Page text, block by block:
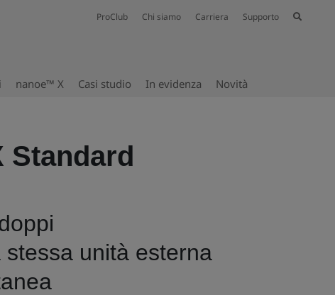
ProClub Chi siamo Carriera Supporto
nanoe™ X Casi studio In evidenza Novità
Standard
unità esterna